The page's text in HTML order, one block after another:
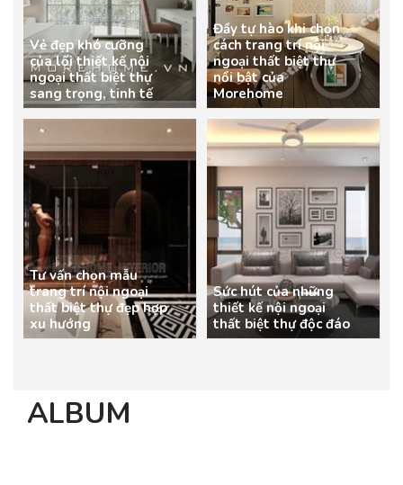
Vẻ đẹp khó cưỡng
của lối thiết kế nội
ngoại thất biệt thự
sang trọng, tinh tế
Đầy tự hào khi chọn
cách trang trí nội
ngoại thất biệt thự
nổi bật của
Morehome
Tư vấn chọn mẫu
trang trí nội ngoại
thất biệt thự đẹp hợp
xu hướng
Sức hút của những
thiết kế nội ngoại
thất biệt thự độc đáo
ALBUM